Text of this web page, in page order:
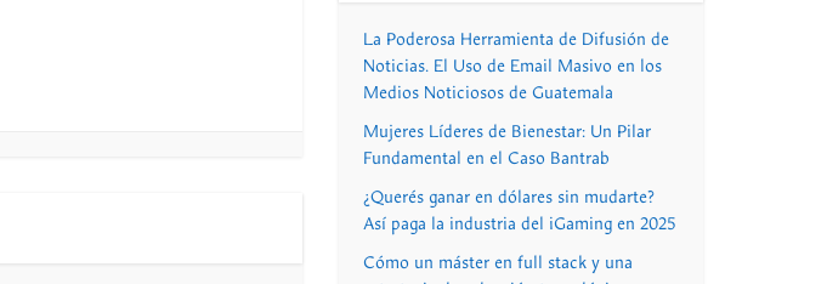
La Poderosa Herramienta de Difusión de
Noticias. El Uso de Email Masivo en los
Medios Noticiosos de Guatemala
Mujeres Líderes de Bienestar: Un Pilar
Fundamental en el Caso Bantrab
¿Querés ganar en dólares sin mudarte?
Así paga la industria del iGaming en 2025
Cómo un máster en full stack y una